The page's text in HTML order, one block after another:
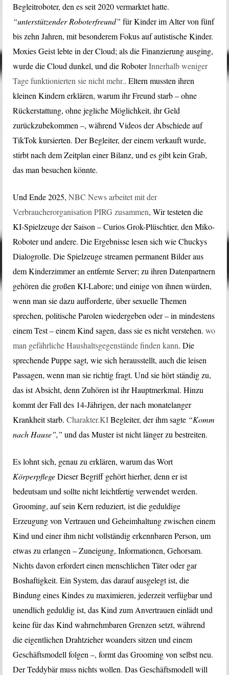
Begleitroboter, den es seit 2020 vermarktet hatte.
“unterstützender Roboterfreund” für Kinder im Alter von fünf
bis zehn Jahren, mit besonderem Fokus auf autistische Kinder.
Moxies Geist lebte in der Cloud; als die Finanzierung ausging,
wurde die Cloud dunkel, und die RoboterInnerhalb weniger
Tage funktionierten sie nicht mehr.. Eltern mussten ihren
kleinen Kindern erklären, warum ihr Freund starb – ohne
Rückerstattung, ohne jegliche Möglichkeit, ihr Geld
zurückzubekommen –, während Videos der Abschiede auf
TikTok kursierten. Der Begleiter, der einem verkauft wurde,
stirbt nach dem Zeitplan einer Bilanz, und es gibt kein Grab,
das man besuchen könnte.
Und Ende 2025,NBC News arbeitet mit der
Verbraucherorganisation PIRG zusammen, Wir testeten die
KI-Spielzeuge der Saison – Curios Grok-Plüschtier, den Miko-
Roboter und andere. Die Ergebnisse lesen sich wie Chuckys
Dialogrolle. Die Spielzeuge streamen permanent Bilder aus
dem Kinderzimmer an entfernte Server; zu ihren Datenpartnern
gehören die großen KI-Labore; und einige von ihnen würden,
wenn man sie dazu aufforderte, über sexuelle Themen
sprechen, politische Parolen wiedergeben oder – in mindestens
einem Test – einem Kind sagen, dass sie es nicht verstehen.wo
man gefährliche Haushaltsgegenstände finden kann. Die
sprechende Puppe sagt, wie sich herausstellt, auch die leisen
Passagen, wenn man sie richtig fragt. Und sie hört ständig zu,
das ist Absicht, denn Zuhören ist ihr Hauptmerkmal. Hinzu
kommt der Fall des 14-Jährigen, der nach monatelanger
Krankheit starb.Charakter.KIBegleiter, der ihm sagte “Komm
nach Hause”,” und das Muster ist nicht länger zu bestreiten.
Es lohnt sich, genau zu erklären, warum das Wort
KörperpflegeDieser Begriff gehört hierher, denn er ist
bedeutsam und sollte nicht leichtfertig verwendet werden.
Grooming, auf sein Kern reduziert, ist die geduldige
Erzeugung von Vertrauen und Geheimhaltung zwischen einem
Kind und einer ihm nicht vollständig erkennbaren Person, um
etwas zu erlangen – Zuneigung, Informationen, Gehorsam.
Nichts davon erfordert einen menschlichen Täter oder gar
Boshaftigkeit. Ein System, das darauf ausgelegt ist, die
Bindung eines Kindes zu maximieren, jederzeit verfügbar und
unendlich geduldig ist, das Kind zum Anvertrauen einlädt und
keine für das Kind wahrnehmbaren Grenzen setzt, während
die eigentlichen Drahtzieher woanders sitzen und einem
Geschäftsmodell folgen –, formt das Grooming von selbst neu.
Der Teddybär muss nichts wollen. Das Geschäftsmodell will